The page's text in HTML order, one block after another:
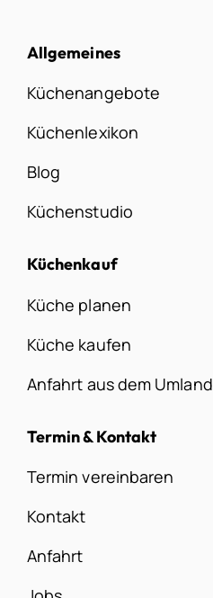
Allgemeines
Küchenangebote
Küchenlexikon
Blog
Küchenstudio
Küchenkauf
Küche planen
Küche kaufen
Anfahrt aus dem Umland
Termin & Kontakt
Termin vereinbaren
Kontakt
Anfahrt